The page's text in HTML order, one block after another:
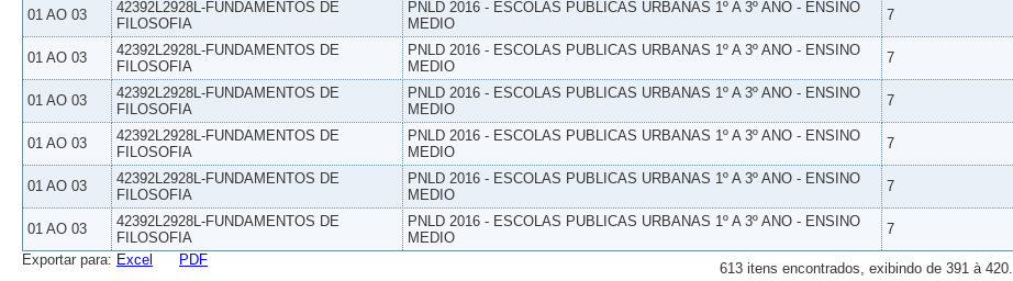
01 AO 03
42392L2928L-FUNDAMENTOS DE
FILOSOFIA
PNLD 2016 - ESCOLAS PUBLICAS URBANAS 1º A 3º ANO - ENSINO
MEDIO
7
01 AO 03
42392L2928L-FUNDAMENTOS DE
FILOSOFIA
PNLD 2016 - ESCOLAS PUBLICAS URBANAS 1º A 3º ANO - ENSINO
MEDIO
7
01 AO 03
42392L2928L-FUNDAMENTOS DE
FILOSOFIA
PNLD 2016 - ESCOLAS PUBLICAS URBANAS 1º A 3º ANO - ENSINO
MEDIO
7
01 AO 03
42392L2928L-FUNDAMENTOS DE
FILOSOFIA
PNLD 2016 - ESCOLAS PUBLICAS URBANAS 1º A 3º ANO - ENSINO
MEDIO
7
01 AO 03
42392L2928L-FUNDAMENTOS DE
FILOSOFIA
PNLD 2016 - ESCOLAS PUBLICAS URBANAS 1º A 3º ANO - ENSINO
MEDIO
7
01 AO 03
42392L2928L-FUNDAMENTOS DE
FILOSOFIA
PNLD 2016 - ESCOLAS PUBLICAS URBANAS 1º A 3º ANO - ENSINO
MEDIO
7
613 itens encontrados, exibindo de 391 à 420.
Exportar para: Excel PDF